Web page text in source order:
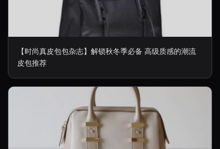
【时尚真皮包包杂志】解锁秋冬季必备 高级质感的潮流
皮包推荐